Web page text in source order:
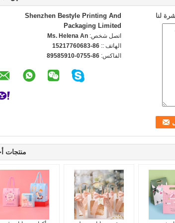
Shenzhen Bestyle Printing And
Packaging Limited
اتصل شخص: Ms. Helena An
الهاتف :: 86-15217760683
الفاكس: 86-0755-89585910
لنا
منتجات